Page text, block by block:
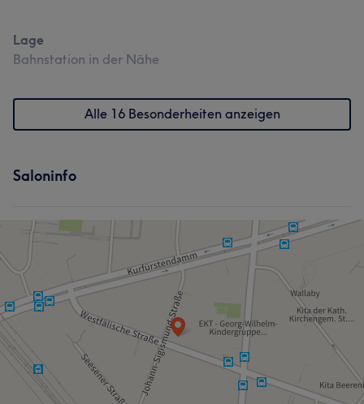
Lage
Bahnstation in der Nähe
Alle 16 Besonderheiten anzeigen
Saloninfo